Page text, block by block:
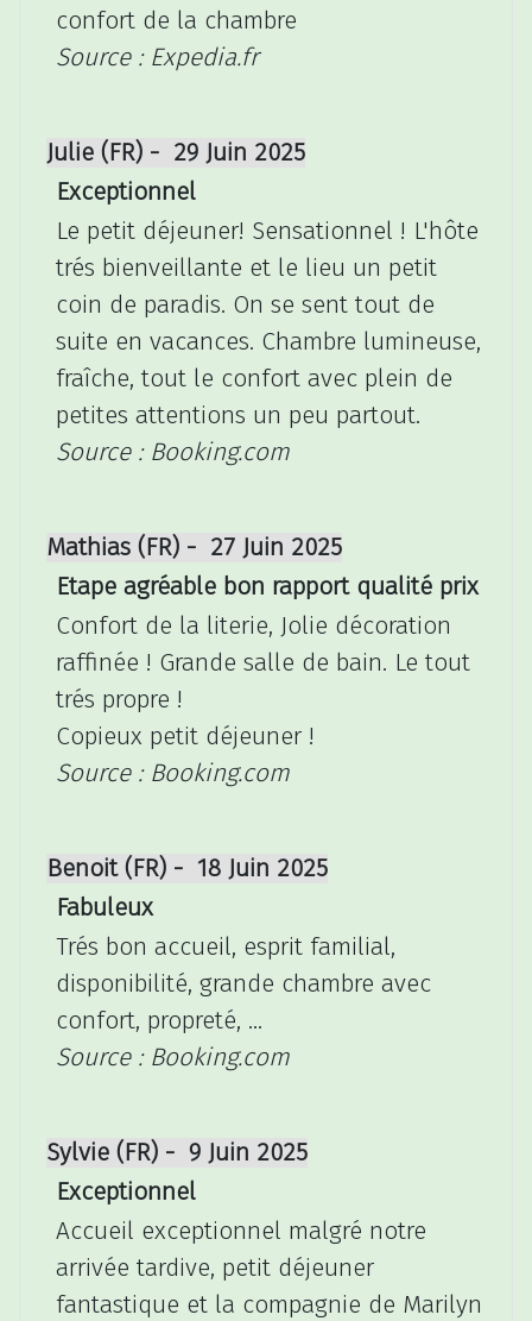
confort de la chambre
Source : Expedia.fr
Julie (FR) - 29 Juin 2025
Exceptionnel
Le petit déjeuner! Sensationnel ! L'hôte
trés bienveillante et le lieu un petit
coin de paradis. On se sent tout de
suite en vacances. Chambre lumineuse,
fraîche, tout le confort avec plein de
petites attentions un peu partout.
Source : Booking.com
Mathias (FR) - 27 Juin 2025
Etape agréable bon rapport qualité prix
Confort de la literie, Jolie décoration
raffinée ! Grande salle de bain. Le tout
trés propre !
Copieux petit déjeuner !
Source : Booking.com
Benoit (FR) - 18 Juin 2025
Fabuleux
Trés bon accueil, esprit familial,
disponibilité, grande chambre avec
confort, propreté, ...
Source : Booking.com
Sylvie (FR) - 9 Juin 2025
Exceptionnel
Accueil exceptionnel malgré notre
arrivée tardive, petit déjeuner
fantastique et la compagnie de Marilyn